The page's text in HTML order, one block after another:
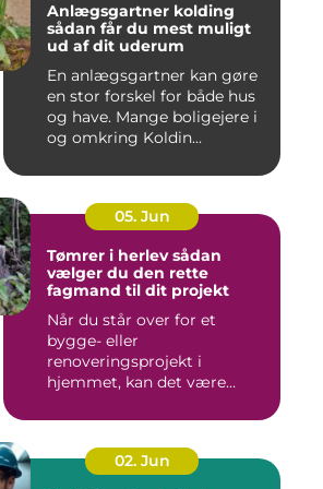
Anlægsgartner kolding
sådan får du mest muligt
ud af dit uderum
En anlægsgartner kan gøre
en stor forskel for både hus
og have. Mange boligejere i
og omkring Koldin...
05. Jun
Tømrer i herlev sådan
vælger du den rette
fagmand til dit projekt
Når du står over for et
bygge- eller
renoveringsprojekt i
hjemmet, kan det være
02. Jun